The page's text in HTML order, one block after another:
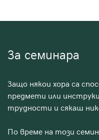
За семинара
Защо някои хора са
предмети или
трудности и сякаш
По време на този